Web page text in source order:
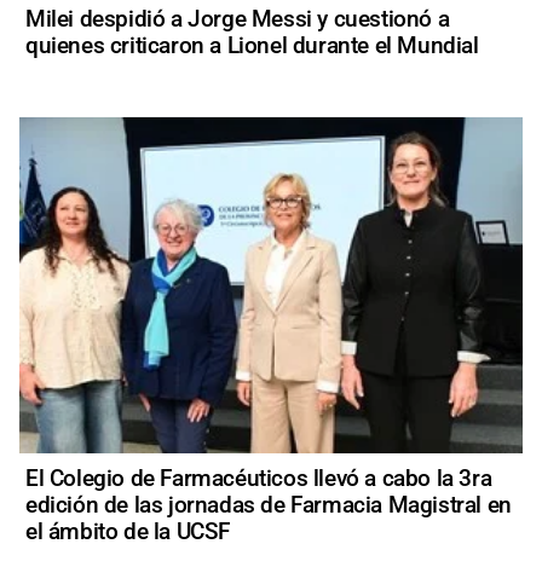
Milei despidió a Jorge Messi y cuestionó a
quienes criticaron a Lionel durante el Mundial
El Colegio de Farmacéuticos llevó a cabo la 3ra
edición de las jornadas de Farmacia Magistral en
el ámbito de la UCSF